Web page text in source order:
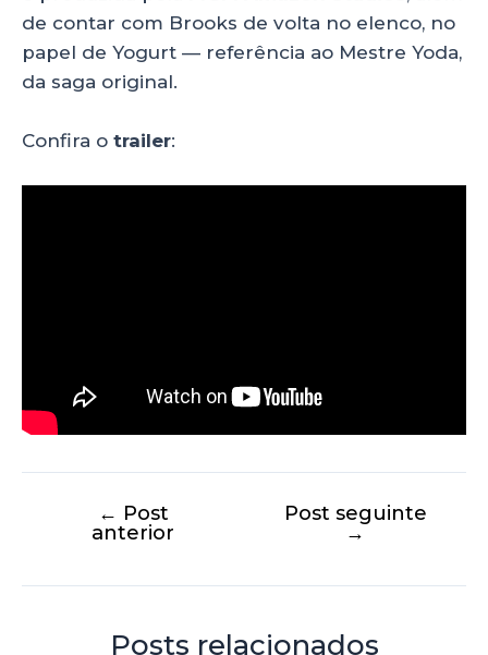
de contar com Brooks de volta no elenco, no
papel de Yogurt — referência ao Mestre Yoda,
da saga original.
Confira o trailer:
← Post
anterior
Post seguinte
→
Posts relacionados